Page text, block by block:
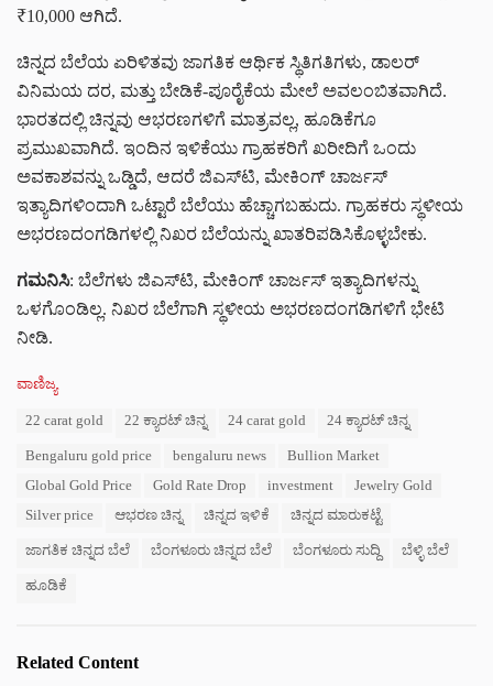
₹10,000 ಆಗಿದೆ.
ಚಿನ್ನದ ಬೆಲೆಯ ಏರಿಳಿತವು ಜಾಗತಿಕ ಆರ್ಥಿಕ ಸ್ಥಿತಿಗತಿಗಳು, ಡಾಲರ್
ವಿನಿಮಯ ದರ, ಮತ್ತು ಬೇಡಿಕೆ-ಪೂರೈಕೆಯ ಮೇಲೆ ಅವಲಂಬಿತವಾಗಿದೆ.
ಭಾರತದಲ್ಲಿ ಚಿನ್ನವು ಆಭರಣಗಳಿಗೆ ಮಾತ್ರವಲ್ಲ, ಹೂಡಿಕೆಗೂ
ಪ್ರಮುಖವಾಗಿದೆ. ಇಂದಿನ ಇಳಿಕೆಯು ಗ್ರಾಹಕರಿಗೆ ಖರೀದಿಗೆ ಒಂದು
ಅವಕಾಶವನ್ನು ಒಡ್ಡಿದೆ, ಆದರೆ ಜಿಎಸ್‌ಟಿ, ಮೇಕಿಂಗ್ ಚಾರ್ಜಸ್
ಇತ್ಯಾದಿಗಳಿಂದಾಗಿ ಒಟ್ಟಾರೆ ಬೆಲೆಯು ಹೆಚ್ಚಾಗಬಹುದು. ಗ್ರಾಹಕರು ಸ್ಥಳೀಯ
ಅಭರಣದಂಗಡಿಗಳಲ್ಲಿ ನಿಖರ ಬೆಲೆಯನ್ನು ಖಾತರಿಪಡಿಸಿಕೊಳ್ಳಬೇಕು.
ಗಮನಿಸಿ: ಬೆಲೆಗಳು ಜಿಎಸ್‌ಟಿ, ಮೇಕಿಂಗ್ ಚಾರ್ಜಸ್ ಇತ್ಯಾದಿಗಳನ್ನು
ಒಳಗೊಂಡಿಲ್ಲ. ನಿಖರ ಬೆಲೆಗಾಗಿ ಸ್ಥಳೀಯ ಅಭರಣದಂಗಡಿಗಳಿಗೆ ಭೇಟಿ
ನೀಡಿ.
C
ವಾಣಿಜ್ಯ
22 carat gold 22 ಕ್ಯಾರಟ್ ಚಿನ್ನ 24 carat gold 24 ಕ್ಯಾರಟ್ ಚಿನ್ನ
Bengaluru gold price bengaluru news
Bullion Market
Global Gold Price
Gold Rate Drop investment
Jewelry Gold
Silver price
ಆಭರಣ ಚಿನ್ನ ಚಿನ್ನದ ಇಳಿಕೆ ಚಿನ್ನದ ಮಾರುಕಟ್ಟೆ
ಜಾಗತಿಕ ಚಿನ್ನದ ಬೆಲೆ ಬೆಂಗಳೂರು ಚಿನ್ನದ ಬೆಲೆ ಬೆಂಗಳೂರು ಸುದ್ದಿ ಬೆಳ್ಳಿ ಬೆಲೆ
ಹೂಡಿಕೆ
Related Content